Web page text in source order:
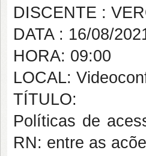
DISCENTE :
DATA : 16/08/
HORA: 09:00
LOCAL:
TÍTULO:
Políticas de
RN: entre as